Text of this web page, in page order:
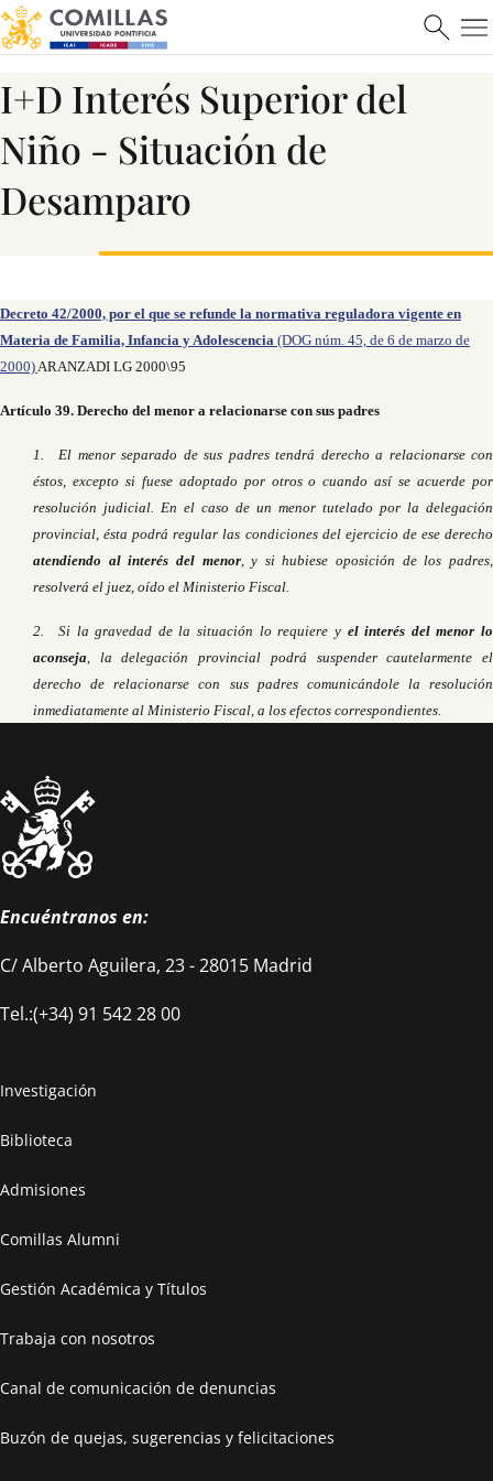
Máster en Ciberseguridad
Saber más
I+D Interés Superior del
Niño - Situación de
Desamparo
Decreto 42/2000, por el que se refunde la normativa reguladora vigente en
Materia de Familia, Infancia y Adolescencia (DOG núm. 45, de 6 de marzo de
2000)ARANZADI LG 2000\95
Artículo 39. Derecho del menor a relacionarse con sus padres
1. El menor separado de sus padres tendrá derecho a relacionarse con
éstos, excepto si fuese adoptado por otros o cuando así se acuerde por
resolución judicial. En el caso de un menor tutelado por la delegación
provincial, ésta podrá regular las condiciones del ejercicio de ese derecho
atendiendo al interés del menor, y si hubiese oposición de los padres,
resolverá el juez, oído el Ministerio Fiscal.
2. Si la gravedad de la situación lo requiere y el interés del menor lo
aconseja, la delegación provincial podrá suspender cautelarmente el
derecho de relacionarse con sus padres comunicándole la resolución
inmediatamente al Ministerio Fiscal, a los efectos correspondientes.
Encuéntranos en:
C/ Alberto Aguilera, 23 - 28015 Madrid
Tel.:(+34) 91 542 28 00
Investigación
Biblioteca
Admisiones
Comillas Alumni
Gestión Académica y Títulos
Trabaja con nosotros
Canal de comunicación de denuncias
Buzón de quejas, sugerencias y felicitaciones